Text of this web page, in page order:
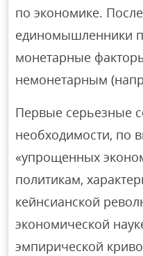
по экономике.
единомышленники
монетарные
немонетарным
Первые серьезные
необходимости, по
«упрощенных
политикам,
кейнсианской
экономической
эмпирической